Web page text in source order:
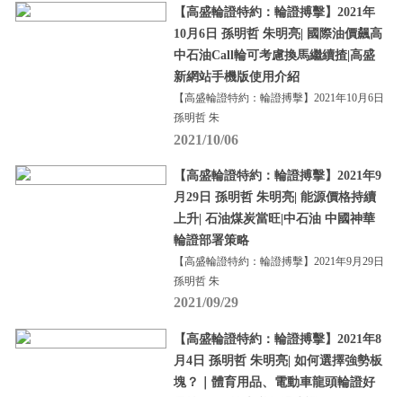
【高盛輪證特約：輪證搏擊】2021年
10月6日 孫明哲 朱明亮| 國際油價飆高
中石油Call輪可考慮換馬繼續揸|高盛
新網站手機版使用介紹
【高盛輪證特約：輪證搏擊】2021年10月6日
孫明哲 朱
2021/10/06
【高盛輪證特約：輪證搏擊】2021年9
月29日 孫明哲 朱明亮| 能源價格持續
上升| 石油煤炭當旺|中石油 中國神華
輪證部署策略
【高盛輪證特約：輪證搏擊】2021年9月29日
孫明哲 朱
2021/09/29
【高盛輪證特約：輪證搏擊】2021年8
月4日 孫明哲 朱明亮| 如何選擇強勢板
塊？｜體育用品、電動車龍頭輪證好